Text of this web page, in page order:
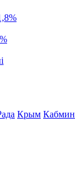
Крым Кабмин